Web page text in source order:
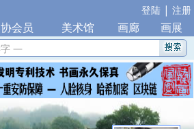
登陆 | 注册
会员 美术馆 画廊 画展
字 —